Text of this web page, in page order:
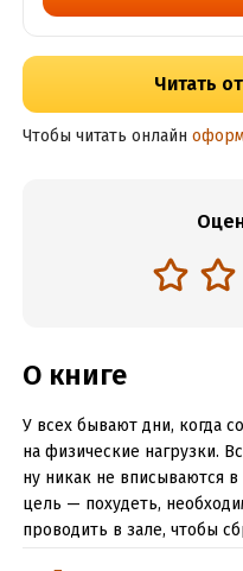
Читать
Чтобы читать онлайн
О книге
У всех бывают дни, когда
на физические нагрузки.
ну никак не вписываются
цель — похудеть,
проводить в зале, чтобы